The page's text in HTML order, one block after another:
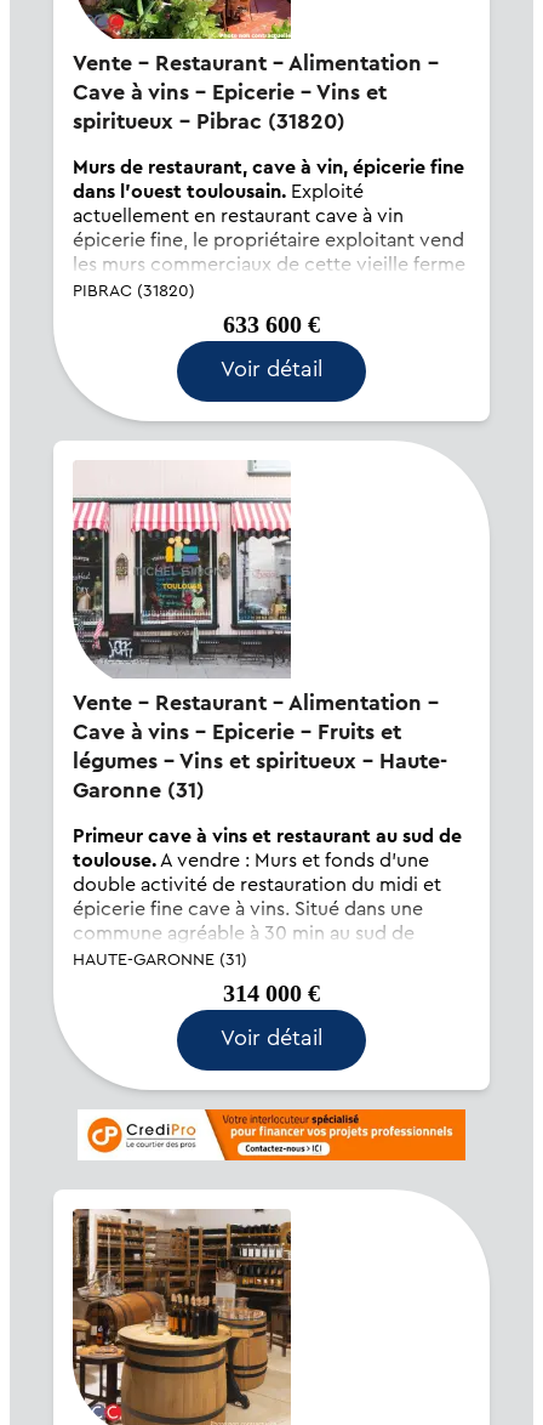
Vente - Restaurant - Alimentation -
Cave à vins - Epicerie - Vins et
spiritueux - Pibrac (31820)
Murs de restaurant, cave à vin, épicerie fine
dans l'ouest toulousain.Exploité
actuellement en restaurant cave à vin
épicerie fine, le propriétaire exploitant vend
les murs commerciaux de cette vieille ferme
rénovée sur un axe passant de l'ouest
toulousain. Surface de 330 m² répartis sur 2
niveaux. 1245 m² de terrain p...
PIBRAC (31820)
633 600 €
Voir détail
Vente - Restaurant - Alimentation -
Cave à vins - Epicerie - Fruits et
légumes - Vins et spiritueux - Haute-
Garonne (31)
Primeur cave à vins et restaurant au sud de
toulouse.A vendre : Murs et fonds d'une
double activité de restauration du midi et
épicerie fine cave à vins. Situé dans une
commune agréable à 30 min au sud de
Toulouse, le local se trouve sur l'axe
traversant la commune et jouit donc d'une
bonne visibil...
HAUTE-GARONNE (31)
314 000 €
Voir détail